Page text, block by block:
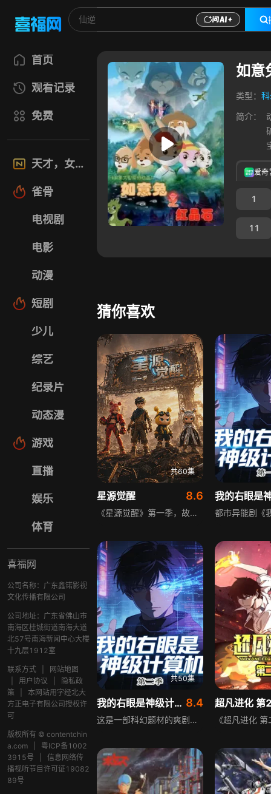
首页
观看记录
免费
天才，女友
雀骨
电视剧
电影
动漫
短剧
少儿
综艺
纪录片
动态漫
游戏
直播
娱乐
体育
喜福网
公司名称：广东鑫锘影视
文化传播有限公司
公司地址：广东省佛山市
南海区桂城街道南海大道
北57号南海新闻中心大楼
十九层1912室
联系方式
网站地图
用户协议
隐私政
策
本网站用字经北大
方正电子有限公司授权许
可
版权所有 © contentchin
a.com
粤ICP备1002
3915号
信息网络传
播视听节目许可证19082
89号
如意
类型：
简介：
爱奇
1
11
猜你喜欢
共60集
星源觉醒 8.6
《星源觉醒》第一季，故事设定于2327年能源枯竭的未来地球，人类依托星源陨石建立最后的“明日堡垒”，星源守护者麦咭为找回族人散落的星源碎片、抵御黯噬军团入侵，与机械天才少年陆星辰等伙伴集结冒险，在守护家园的旅程中传递勇敢、友谊、探索、担当的正向成长价值，让少儿在热血剧情中收获成长力量。
共50集
我的右眼是神级计算机 第2季 8.4
这是一部科幻题材的爽剧，讲述人类认知的智商极限与超级人工智能的差距，主角右眼的超级人工智能拥有远超人类理解的超高智商，成为主角的强力助力，帮助主角应对各类挑战，开启不一样的人生，充满奇幻色彩与爽感。
超凡进化 第